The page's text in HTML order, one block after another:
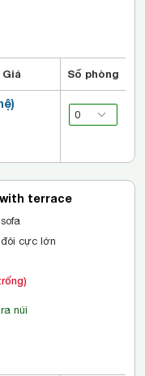
Giá Số phòng
terrace
cực lớn
núi